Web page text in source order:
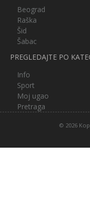
Beograd
Raška
Šid
Šabac
PREGLEDAJTE PO
Info
Sport
Moj ugao
Pretraga
© 2026